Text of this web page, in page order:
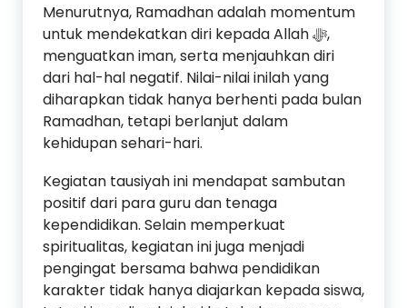
Menurutnya, Ramadhan adalah momentum
untuk mendekatkan diri kepada Allah ﷻ,
menguatkan iman, serta menjauhkan diri
dari hal-hal negatif. Nilai-nilai inilah yang
diharapkan tidak hanya berhenti pada bulan
Ramadhan, tetapi berlanjut dalam
kehidupan sehari-hari.
Kegiatan tausiyah ini mendapat sambutan
positif dari para guru dan tenaga
kependidikan. Selain memperkuat
spiritualitas, kegiatan ini juga menjadi
pengingat bersama bahwa pendidikan
karakter tidak hanya diajarkan kepada siswa,